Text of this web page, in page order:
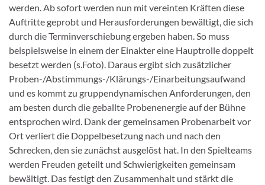
werden. Ab sofort werden nun mit vereinten Kräften diese
Auftritte geprobt und Herausforderungen bewältigt, die sich
durch die Terminverschiebung ergeben haben. So muss
beispielsweise in einem der Einakter eine Hauptrolle doppelt
besetzt werden (s.Foto). Daraus ergibt sich zusätzlicher
Proben-/Abstimmungs-/Klärungs-/Einarbeitungsaufwand
und es kommt zu gruppendynamischen Anforderungen, den
am besten durch die geballte Probenenergie auf der Bühne
entsprochen wird. Dank der gemeinsamen Probenarbeit vor
Ort verliert die Doppelbesetzung nach und nach den
Schrecken, den sie zunächst ausgelöst hat. In den Spielteams
werden Freuden geteilt und Schwierigkeiten gemeinsam
bewältigt. Das festigt den Zusammenhalt und stärkt die